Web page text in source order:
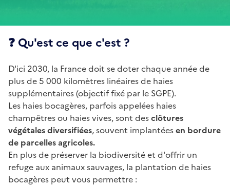
❓ Qu'est ce que c'est ?
D'ici 2030, la France doit se doter chaque année de
plus de 5 000 kilomètres linéaires de haies
supplémentaires (objectif fixé par le SGPE).
Les haies bocagères, parfois appelées haies
champêtres ou haies vives, sont desclôtures
végétales diversifiées, souvent implantéesen bordure
de parcelles agricoles.
En plus de préserver la biodiversité et d'offrir un
refuge aux animaux sauvages, la plantation de haies
bocagères peut vous permettre :